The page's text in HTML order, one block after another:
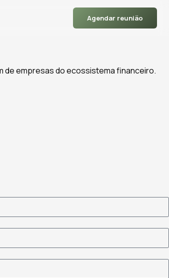
Agendar reunião
de empresas do ecossistema financeiro.